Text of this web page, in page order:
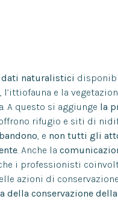
dati naturalistici
e la
A questo si aggiunge la
rifugio e siti di
, e non tutti gli
. Anche la
i professionisti
azioni di
della conservazione